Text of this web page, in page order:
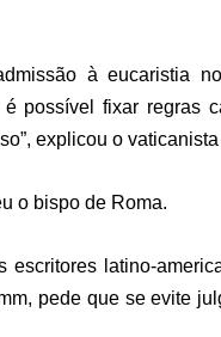
à eucaristia
possível fixar regras
explicou o
o bispo de Roma.
escritores latino-
pede que se evite